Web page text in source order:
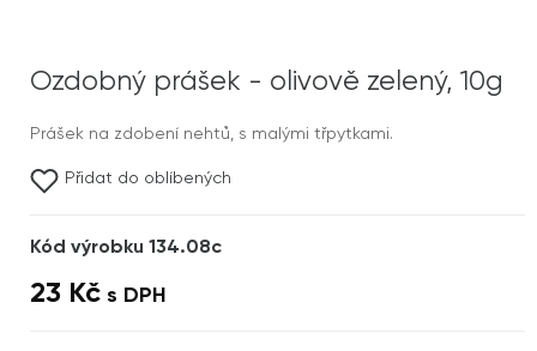
Ozdobný prášek - olivově zelený, 10g
Prášek na zdobení nehtů, s malými třpytkami.
Přidat do oblíbených
Kód výrobku 134.08c
23 Kč s DPH